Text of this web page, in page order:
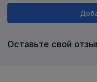
Оставьте свой